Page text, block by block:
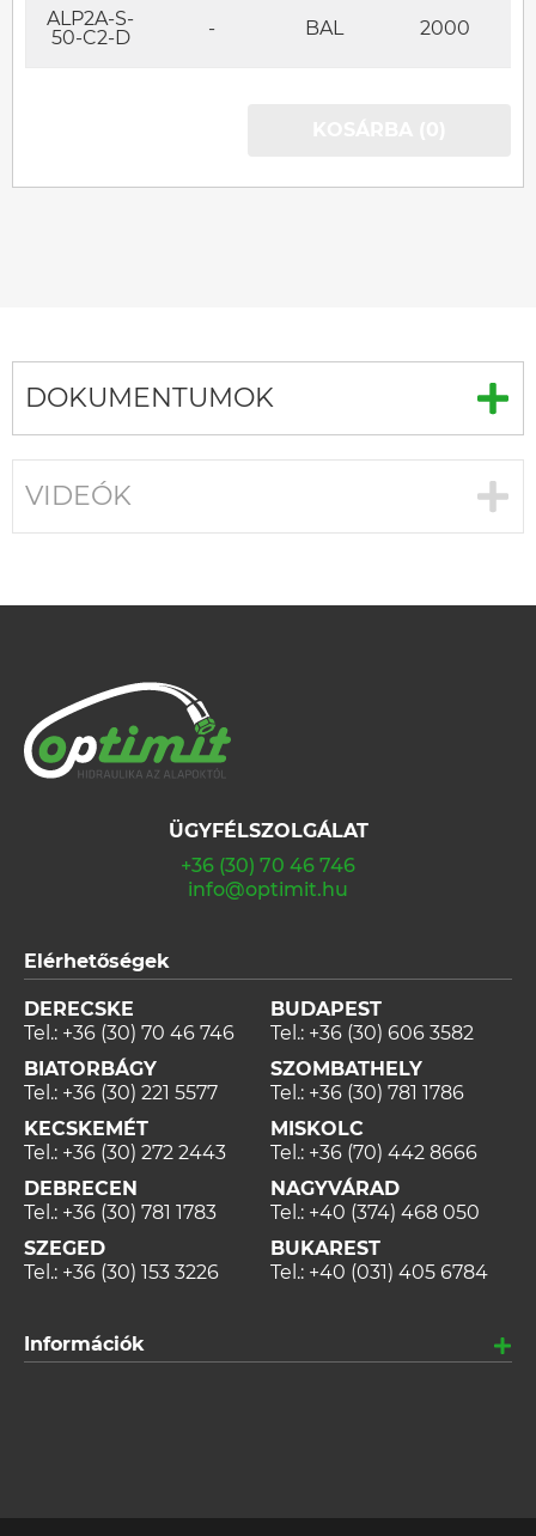
ALP2A-S-
50-C2-D
- BAL 2000
DOKUMENTUMOK
VIDEÓK
ÜGYFÉLSZOLGÁLAT
+36 (30) 70 46 746
info@optimit.hu
Elérhetőségek
DERECSKE
Tel.: +36 (30) 70 46 746
BIATORBÁGY
Tel.: +36 (30) 221 5577
KECSKEMÉT
Tel.: +36 (30) 272 2443
DEBRECEN
Tel.: +36 (30) 781 1783
SZEGED
Tel.: +36 (30) 153 3226
BUDAPEST
Tel.: +36 (30) 606 3582
SZOMBATHELY
Tel.: +36 (30) 781 1786
MISKOLC
Tel.: +36 (70) 442 8666
NAGYVÁRAD
Tel.: +40 (374) 468 050
BUKAREST
Tel.: +40 (031) 405 6784
Információk